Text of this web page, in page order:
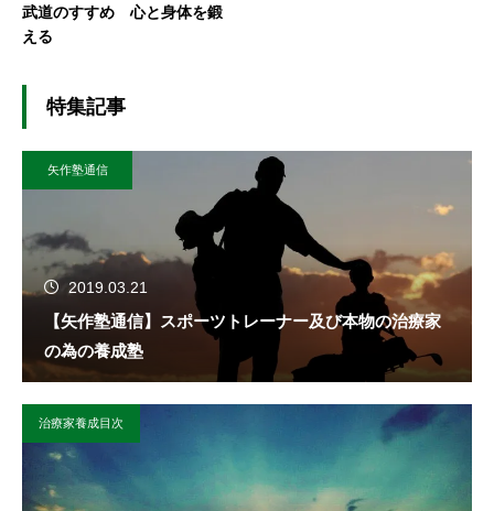
武道のすすめ 心と身体を鍛
える
特集記事
矢作塾通信
2019.03.21
【矢作塾通信】スポーツトレーナー及び本物の治療家
の為の養成塾
治療家養成目次